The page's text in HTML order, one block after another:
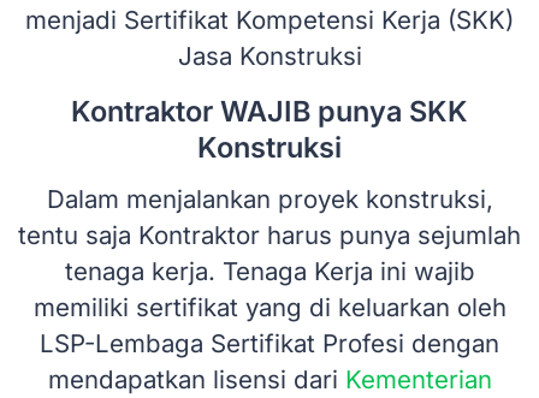
menjadi Sertifikat Kompetensi Kerja (SKK)
Jasa Konstruksi
Kontraktor WAJIB punya SKK
Konstruksi
Dalam menjalankan proyek konstruksi,
tentu saja Kontraktor harus punya sejumlah
tenaga kerja. Tenaga Kerja ini wajib
memiliki sertifikat yang di keluarkan oleh
LSP-Lembaga Sertifikat Profesi dengan
mendapatkan lisensi dari Kementerian